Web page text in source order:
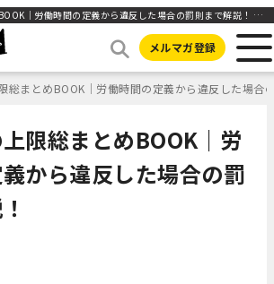
労働時間の上限総まとめBOOK｜労働時間の定義から違反した場合の罰則まで解説！ | HR NOTE
メルマガ登録
総まとめBOOK｜労働時間の定義から違反した場合
限総まとめBOOK｜労
から違反した場合の罰